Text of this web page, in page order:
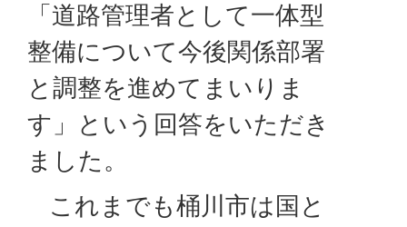
「道路管理者として一体型
整備について今後関係部署
と調整を進めてまいりま
す」という回答をいただき
ました。
これまでも桶川市は国と